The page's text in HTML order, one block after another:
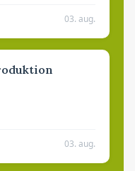
03. aug.
03. aug.